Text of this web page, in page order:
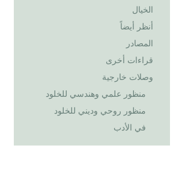
الخيال
أنظر أيضاً
المصادر
قراءات أخرى
وصلات خارجية
منظور علمي وهندسي للخلود
منظور روحي وديني للخلود
في الأدب